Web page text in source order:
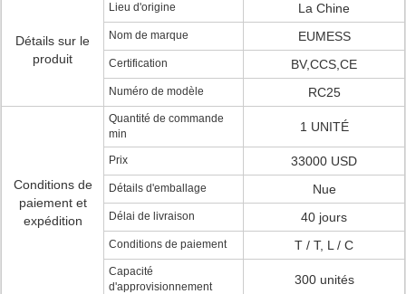
Détails sur le
produit
Lieu d'origine La Chine
Nom de marque EUMESS
Certification BV,CCS,CE
Numéro de modèle RC25
Conditions de
paiement et
expédition
Quantité de commande
min
1 UNITÉ
Prix 33000 USD
Détails d'emballage Nue
Délai de livraison 40 jours
Conditions de paiement T / T, L / C
Capacité
d'approvisionnement
300 unités